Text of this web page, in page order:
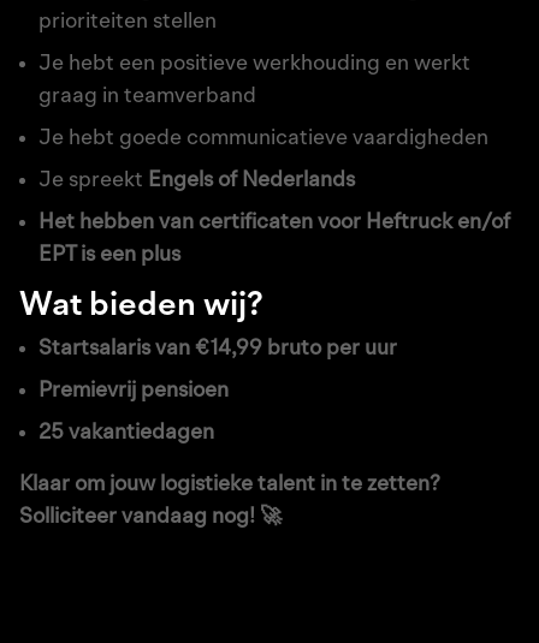
prioriteiten stellen
Je hebt een positieve werkhouding en werkt
graag in teamverband
Je hebt goede communicatieve vaardigheden
Je spreekt Engels of Nederlands
Het hebben van certificaten voor Heftruck en/of
EPT is een plus
Wat bieden wij?
Startsalaris van €14,99 bruto per uur
Premievrij pensioen
25 vakantiedagen
Klaar om jouw logistieke talent in te zetten?
Solliciteer vandaag nog! 🚀